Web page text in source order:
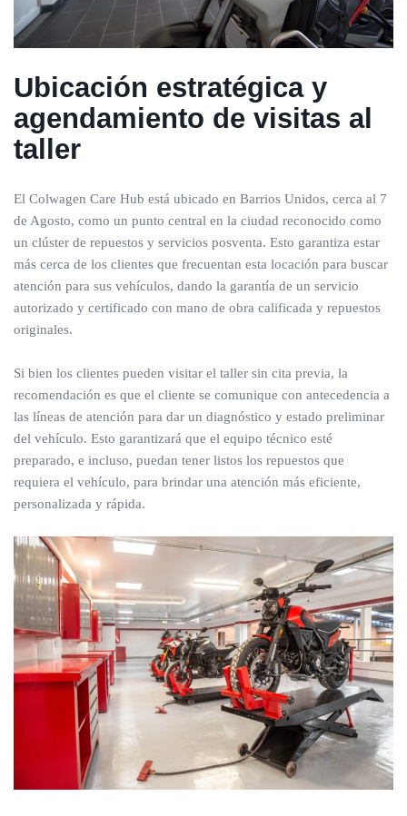
Ubicación estratégica y
agendamiento de visitas al
taller
El Colwagen Care Hub está ubicado en Barrios Unidos, cerca al 7
de Agosto, como un punto central en la ciudad reconocido como
un clúster de repuestos y servicios posventa. Esto garantiza estar
más cerca de los clientes que frecuentan esta locación para buscar
atención para sus vehículos, dando la garantía de un servicio
autorizado y certificado con mano de obra calificada y repuestos
originales.
Si bien los clientes pueden visitar el taller sin cita previa, la
recomendación es que el cliente se comunique con antecedencia a
las líneas de atención para dar un diagnóstico y estado preliminar
del vehículo. Esto garantizará que el equipo técnico esté
preparado, e incluso, puedan tener listos los repuestos que
requiera el vehículo, para brindar una atención más eficiente,
personalizada y rápida.